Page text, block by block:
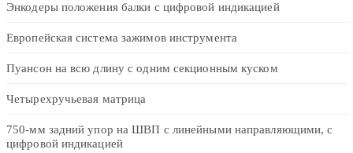
Энкодеры положения балки с цифровой индикацией
Европейская система зажимов инструмента
Пуансон на всю длину с одним секционным куском
Четырехручьевая матрица
750-мм задний упор на ШВП с линейными направляющими, с
цифровой индикацией